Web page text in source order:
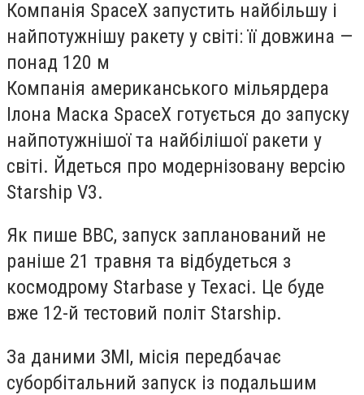
Компанія SpaceX запустить найбільшу і
найпотужнішу ракету у світі: її довжина —
понад 120 м
Компанія американського мільярдера
Ілона Маска SpaceX готується до запуску
найпотужнішої та найбілішої ракети у
світі. Йдеться про модернізовану версію
Starship V3.
Як пише ВВС, запуск запланований не
раніше 21 травня та відбудеться з
космодрому Starbase у Техасі. Це буде
вже 12-й тестовий політ Starship.
За даними ЗМІ, місія передбачає
суборбітальний запуск із подальшим